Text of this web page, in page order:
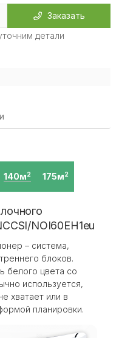
Заказать
детали
140м2 175м2
NOI60EH1eu
– система,
блоков.
белого цвета со
используется,
хватает или в
планировки.